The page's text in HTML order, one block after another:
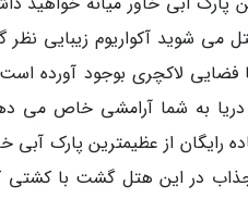
می شوید آکواریوم زیبایی
فضایی لاکچری بوجود آورده
شاپ، 1539 اتاق، استفاده رایگان از
در این هتل گشت با کشتی